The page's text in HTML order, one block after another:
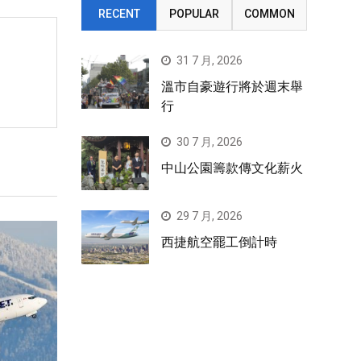
RECENT POPULAR COMMON
31 7 月, 2026
溫市自豪遊行將於週末舉
行
30 7 月, 2026
中山公園籌款傳文化薪火
29 7 月, 2026
西捷航空罷工倒計時